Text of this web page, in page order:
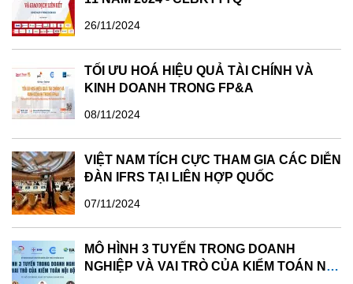
vào link sau:
https://docs.google.com/forms/d/
Ban Tổ chức sẽ gửi link zoom và hướng dẫn tham dự
trước 01 ngày diễn ra Hội thảo trực tuyến.
Kính mời anh/chị hội viên CLB Kế toán trưởng toàn quốc
thảo.
Trân trọng!
Mọi thông tin chi tiết vui lòng liên hệ:
Đại diện CLB Kế toán trưởng toàn quốc: Bà Đàm Thị Lệ
Dung
(Email: ketoantruong.vaa@gmail.com; ĐT:
26/11/2024
TỐI ƯU HOÁ HIỆU QUẢ TÀI CHÍNH VÀ
KINH DOANH TRONG FP&A
08/11/2024
VIỆT NAM TÍCH CỰC THAM GIA CÁC DIỄN
ĐÀN IFRS TẠI LIÊN HỢP QUỐC
07/11/2024
MÔ HÌNH 3 TUYẾN TRONG DOANH
NGHIỆP VÀ VAI TRÒ CỦA KIỂM TOÁN NỘI